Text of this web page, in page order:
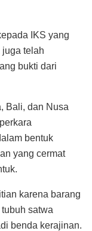
IKS yang
telah
bukti dari
Bali, dan Nusa
bentuk
yang cermat
karena barang
satwa
benda kerajinan.